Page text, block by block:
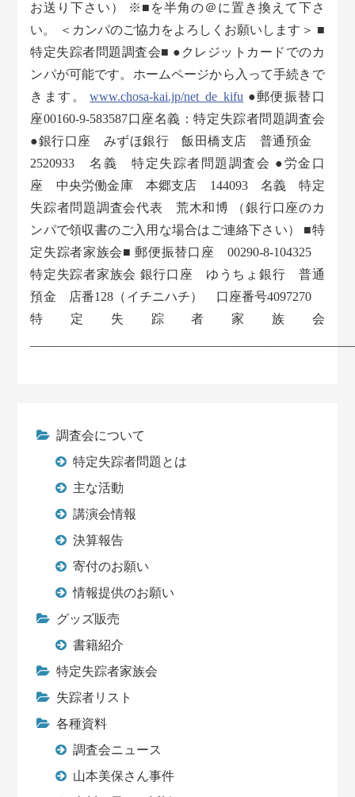
お送り下さい） ※■を半角の＠に置き換えて下さ
い。 ＜カンパのご協力をよろしくお願いします＞ ■
特定失踪者問題調査会■ ●クレジットカードでのカ
ンパが可能です。ホームページから入って手続きで
きます。www.chosa-kai.jp/net_de_kifu ●郵便振替口
座00160-9-583587口座名義：特定失踪者問題調査会
●銀行口座 みずほ銀行 飯田橋支店 普通預金
2520933 名義 特定失踪者問題調査会 ●労金口
座 中央労働金庫 本郷支店 144093 名義 特定
失踪者問題調査会代表 荒木和博 （銀行口座のカ
ンパで領収書のご入用な場合はご連絡下さい） ■特
定失踪者家族会■ 郵便振替口座 00290-8-104325
特定失踪者家族会 銀行口座 ゆうちょ銀行 普通
預金 店番128（イチニハチ） 口座番号4097270
特定失踪者家族会
調査会について
特定失踪者問題とは
主な活動
講演会情報
決算報告
寄付のお願い
情報提供のお願い
グッズ販売
書籍紹介
特定失踪者家族会
失踪者リスト
各種資料
調査会ニュース
山本美保さん事件